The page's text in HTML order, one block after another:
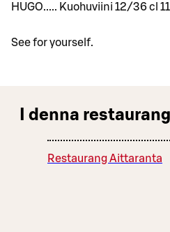
HUGO..... Kuohuviini 12/36 cl
See for yourself.
I denna restaurang
Restaurang Aittaranta